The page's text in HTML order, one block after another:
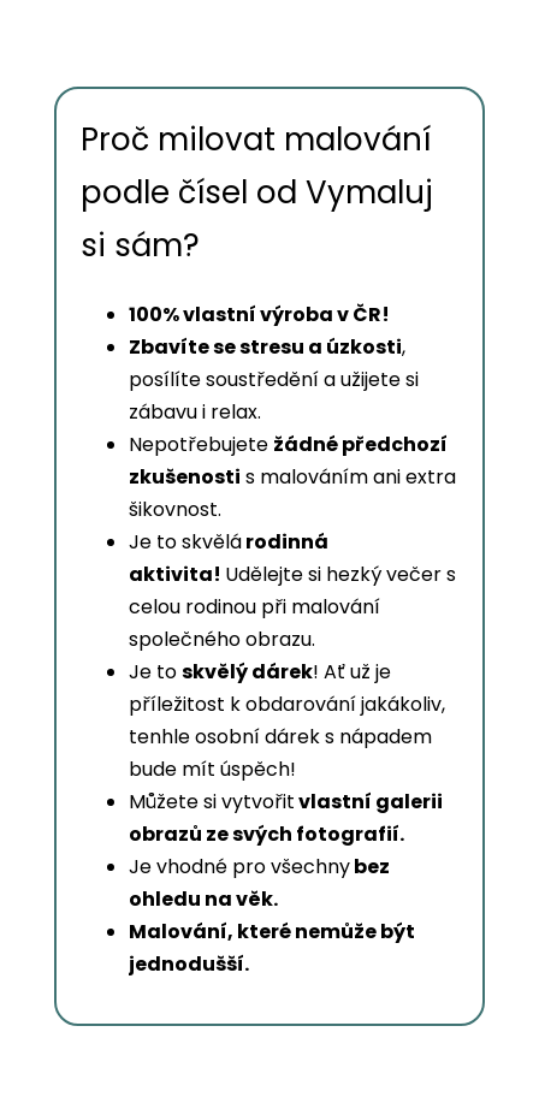
Proč milovat malování
podle čísel od Vymaluj
si sám?
100% vlastní výroba v ČR!
Zbavíte se stresu a úzkosti,
posílíte soustředění a užijete si
zábavu i relax.
Nepotřebujete žádné předchozí
zkušenosti s malováním ani extra
šikovnost.
Je to skvělárodinná
aktivita! Udělejte si hezký večer s
celou rodinou při malování
společného obrazu.
Je toskvělý dárek! Ať už je
příležitost k obdarování jakákoliv,
tenhle osobní dárek s nápadem
bude mít úspěch!
Můžete si vytvořitvlastní galerii
obrazů ze svých fotografií.
Je vhodné pro všechnybez
ohledu na věk.
Malování, které nemůže být
jednodušší.